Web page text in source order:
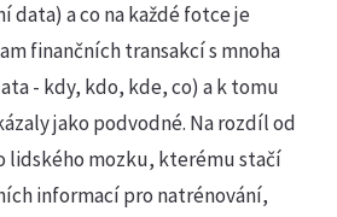
data) a co na každé fotce je
finančních transakcí s mnoha
- kdy, kdo, kde, co) a k tomu
jako podvodné. Na rozdíl od
mozku, kterému stačí
informací pro natrénování,